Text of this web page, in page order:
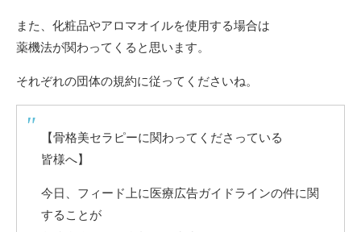
また、化粧品やアロマオイルを使用する場合は
薬機法が関わってくると思います。
それぞれの団体の規約に従ってくださいね。
【骨格美セラピーに関わってくださっている
皆様へ】
今日、フィード上に医療広告ガイドラインの件に関
することが